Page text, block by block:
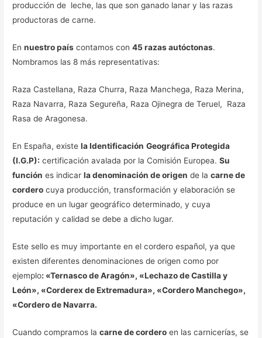
producción de leche, las que son ganado lanar y las razas
productoras de carne.
Ennuestro país contamos con45 razas autóctonas.
Nombramos las 8 más representativas:
Raza Castellana, Raza Churra, Raza Manchega, Raza Merina,
Raza Navarra, Raza Segureña, Raza Ojinegra de Teruel, Raza
Rasa de Aragonesa.
En España, existela Identificación Geográfica Protegida
(I.G.P): certificación avalada por la Comisión Europea.Su
función es indicarla denominación de origen de lacarne de
cordero cuya producción, transformación y elaboración se
produce en un lugar geográfico determinado, y cuya
reputación y calidad se debe a dicho lugar.
Este sello es muy importante en el cordero español, ya que
existen diferentes denominaciones de origen como por
ejemplo: «Ternasco de Aragón», «Lechazo de Castilla y
León», «Corderex de Extremadura», «Cordero Manchego»,
«Cordero de Navarra.
Cuando compramos lacarne de cordero en las carnicerías, se